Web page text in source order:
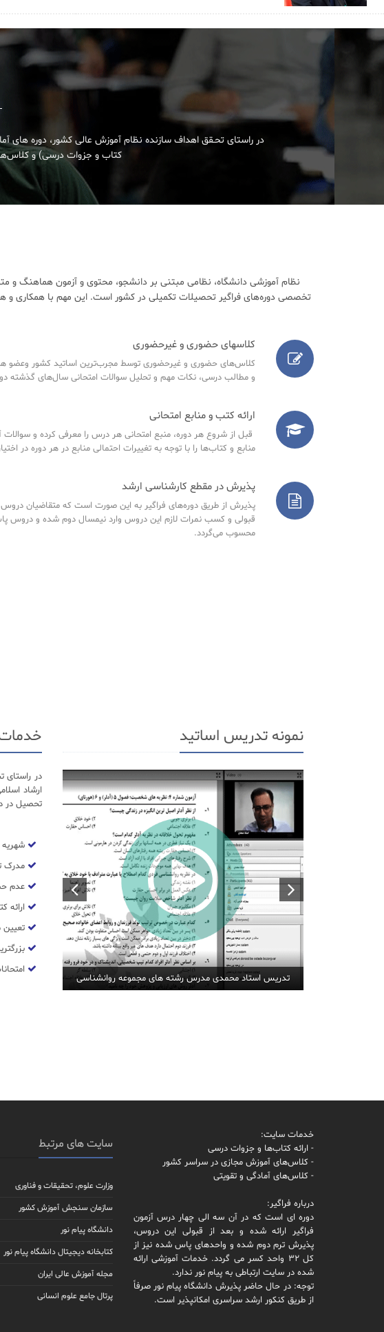
در راستای تحـقق اهداف سازنده نظام آموزش عالی کشور، دوره های
کتاب و جزوات درسی) و کلاس‌های
نظام آموزشی دانشگاه، نظامی مبتنی بر دانشجو، محتوی و آزمون هماهنگ و
تخصصی دوره‌های فراگیر تحصیلات تکمیلی در کشور است. این مهم با همکاری و
کلاسهای حضوری و غیرحضوری
کلاس‌های حضوری و غیرحضوری توسط مجرب‌ترین اساتید کشور وعضو
و مطالب درسی، نکات مهم و تحلیل سوالات امتحانی سال‌های گذشته
ارائه کتب و منابع امتحانی
قبل از شروع هر دوره، منبع امتحانی هر درس را معرفی کرده و
منابع و کتاب‌ها را با توجه به تغییرات احتمالی منابع در هر دوره در
پذیرش در مقطع کارشناسی ارشد
پذیرش از طریق دوره‌های فراگیر به این صورت است که متقاضیان دروس
قبولی و کسب نمرات لازم این دروس وارد نیمسال دوم شده و دروس
محسوب می‌گردد.
نمونه تدریس اساتید
تدریس استاد محمدی مدرس رشته های مجموعه روانشناسی
در راستای
ارشاد
تحصیل در
مدرک
عدم
ارائه
تعیین
خدمات سایت:
- ارائه کتاب‌ها و جزوات درسی
- کلاس‌های آموزش مجازی در سراسر کشور
- کلاس‌های آمادگی و تقویتی
درباره فراگیر:
دوره ای است که در آن سه الی چهار درس آزمون
فراگیر ارائه شده و بعد از قبولی این دروس،
پذیرش ترم دوم شده و واحدهای پاس شده نیز از
کل 32 واحد کسر می گردد. خدمات آموزشی ارائه
شده در سایت ارتباطی به پیام نور ندارد.
توجه: در حال حاضر پذیرش دانشگاه پیام نور صرفاً
از طریق کنکور ارشد سراسری امکانپذیر است.
سایت های مرتبط
وزارت علوم، تحقیقات و فناوری
سازمان سنجش آموزش کشور
دانشگاه پیام نور
کتابخانه دیجیتال دانشگاه پیام نور
مجله آموزش عالی ایران
پرتال جامع علوم انسانی